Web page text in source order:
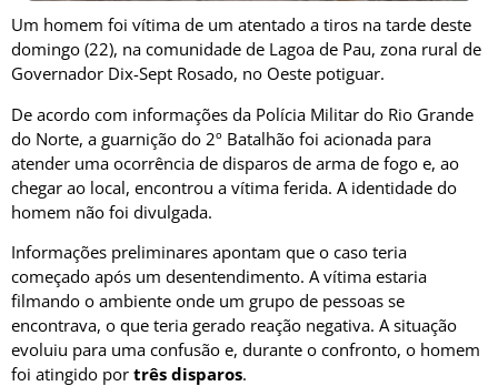
Um homem foi vítima de um atentado a tiros na tarde deste
domingo (22), na comunidade de Lagoa de Pau, zona rural de
Governador Dix-Sept Rosado, no Oeste potiguar.
De acordo com informações da Polícia Militar do Rio Grande
do Norte, a guarnição do 2º Batalhão foi acionada para
atender uma ocorrência de disparos de arma de fogo e, ao
chegar ao local, encontrou a vítima ferida. A identidade do
homem não foi divulgada.
Informações preliminares apontam que o caso teria
começado após um desentendimento. A vítima estaria
filmando o ambiente onde um grupo de pessoas se
encontrava, o que teria gerado reação negativa. A situação
evoluiu para uma confusão e, durante o confronto, o homem
foi atingido por três disparos.